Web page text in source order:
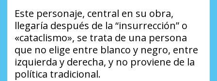
Este personaje, central en su obra,
llegaría después de la “insurrección” o
«cataclismo», se trata de una persona
que no elige entre blanco y negro, entre
izquierda y derecha, y no proviene de la
política tradicional.